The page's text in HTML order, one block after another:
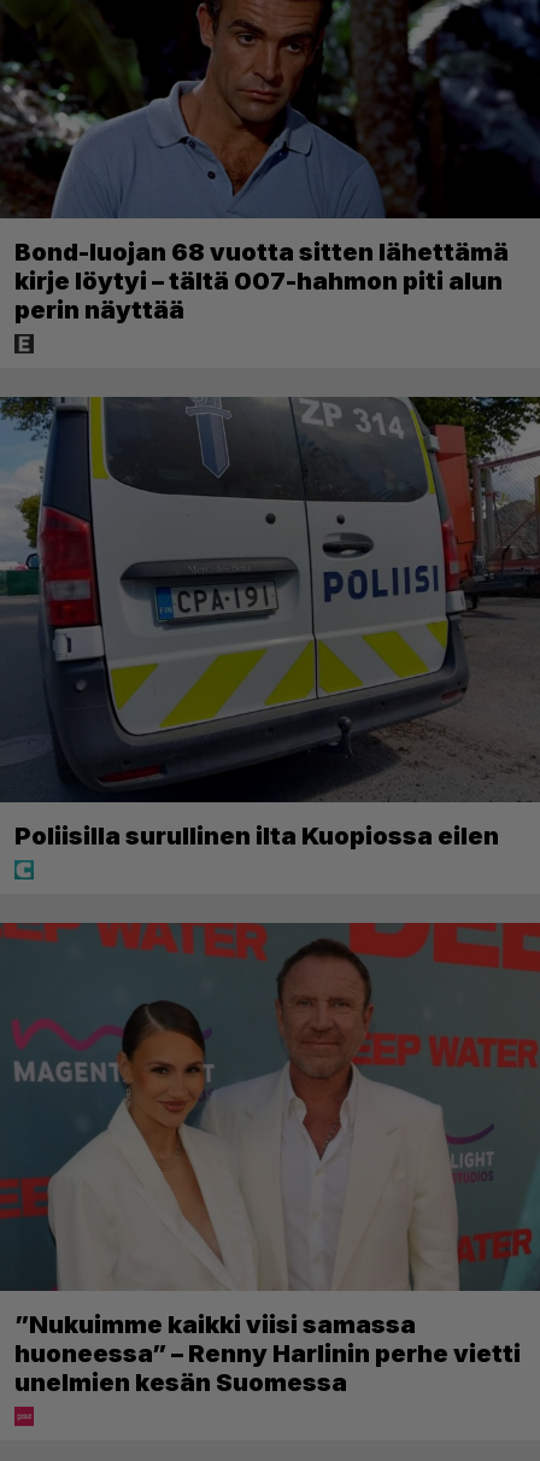
Bond-luojan 68 vuotta sitten lähettämä
kirje löytyi – tältä 007-hahmon piti alun
perin näyttää
Poliisilla surullinen ilta Kuopiossa eilen
”Nukuimme kaikki viisi samassa
huoneessa” – Renny Harlinin perhe vietti
unelmien kesän Suomessa